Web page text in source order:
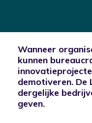
Wanneer
kunnen
demotiveren.
dergelijke
geven.